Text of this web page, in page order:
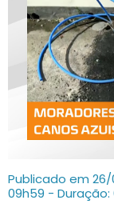
Publicado em
09h59 - Duração: